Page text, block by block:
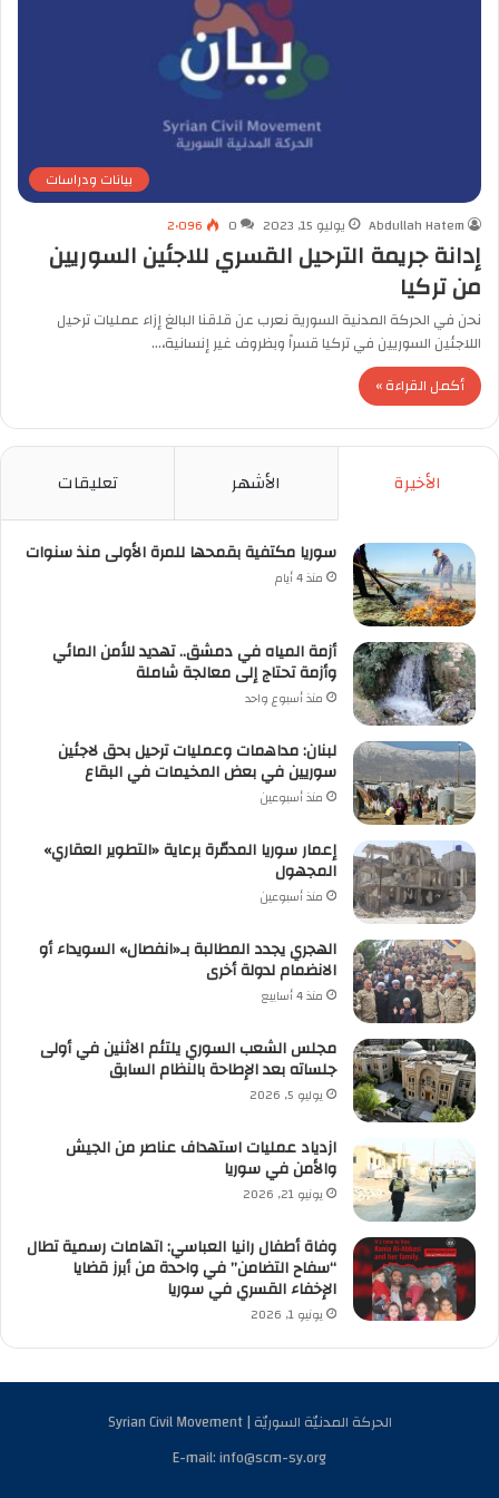
بيانات ودراسات
Abdullah Hatem
يوليو 15, 2023 0 2٬096
إدانة جريمة الترحيل القسري للاجئين السوريين
من تركيا
نحن في الحركة المدنية السورية نعرب عن قلقنا البالغ إزاء عمليات ترحيل
اللاجئين السوريين في تركيا قسراً وبظروف غير إنسانية،…
أكمل القراءة »
الأخيرة الأشهر تعليقات
سوريا مكتفية بقمحها للمرة الأولى منذ سنوات
منذ 4 أيام
أزمة المياه في دمشق.. تهديد للأمن المائي
وأزمة تحتاج إلى معالجة شاملة
منذ أسبوع واحد
لبنان: مداهمات وعمليات ترحيل بحق لاجئين
سوريين في بعض المخيمات في البقاع
منذ أسبوعين
إعمار سوريا المدمّرة برعاية «التطوير العقاري»
المجهول
منذ أسبوعين
الهجري يجدد المطالبة بـ«انفصال» السويداء أو
الانضمام لدولة أخرى
منذ 4 أسابيع
مجلس الشعب السوري يلتئم الاثنين في أولى
جلساته بعد الإطاحة بالنظام السابق
يوليو 5, 2026
ازدياد عمليات استهداف عناصر من الجيش
والأمن في سوريا
يونيو 21, 2026
وفاة أطفال رانيا العباسي: اتهامات رسمية تطال
“سفاح التضامن” في واحدة من أبرز قضايا
الإخفاء القسري في سوريا
يونيو 1, 2026
الحركة المدنيّة السوريّة | Syrian Civil Movement
E-mail: info@scm-sy.org